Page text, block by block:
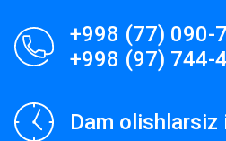
+998 (77) 090-
+998 (97) 744-
Dam olishlarsiz